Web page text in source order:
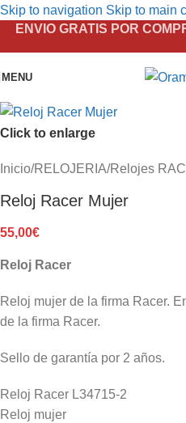
Skip to navigation Skip to main
ENVIO GRATIS POR
MENU
Click to enlarge
Inicio/RELOJERIA/Relojes
Reloj Racer Mujer
55,00€
Reloj Racer
Reloj mujer de la firma Racer.
de la firma Racer.
Sello de garantía por 2 años.
Reloj Racer L34715-2
Reloj mujer